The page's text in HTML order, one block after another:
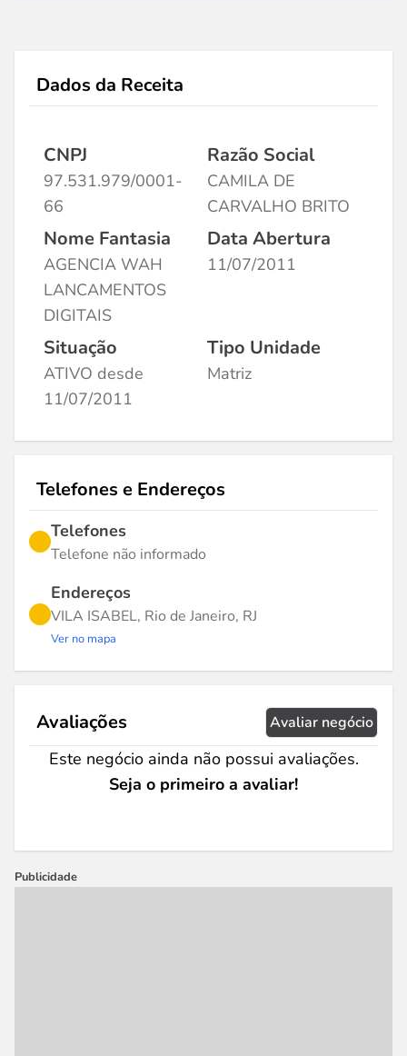
Dados da Receita
CNPJ
97.531.979/0001-
66
Razão Social
CAMILA DE
CARVALHO BRITO
Nome Fantasia
AGENCIA WAH
LANCAMENTOS
DIGITAIS
Data Abertura
11/07/2011
Situação
ATIVO desde
11/07/2011
Tipo Unidade
Matriz
Telefones e Endereços
Telefones
Telefone não informado
Endereços
VILA ISABEL, Rio de Janeiro, RJ
Ver no mapa
Avaliações Avaliar negócio
Este negócio ainda não possui avaliações.
Seja o primeiro a avaliar!
Publicidade